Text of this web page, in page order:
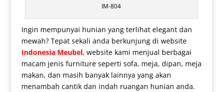
IM-804
Ingin mempunyai hunian yang terlihat elegant dan
mewah? Tepat sekali anda berkunjung di website
Indonesia Meubel, website kami menjual berbagai
macam jenis furniture seperti sofa, meja, dipan, meja
makan, dan masih banyak lainnya yang akan
menambah cantik dan indah ruangan hunian anda.